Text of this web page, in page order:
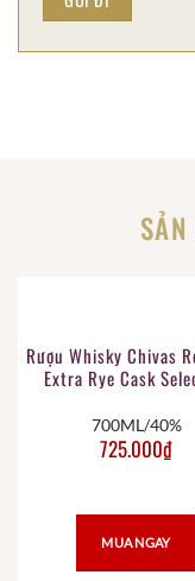
Rượu Whisky Chivas
Extra Rye Cask
700ML/40%
725.000₫
MUA NGAY